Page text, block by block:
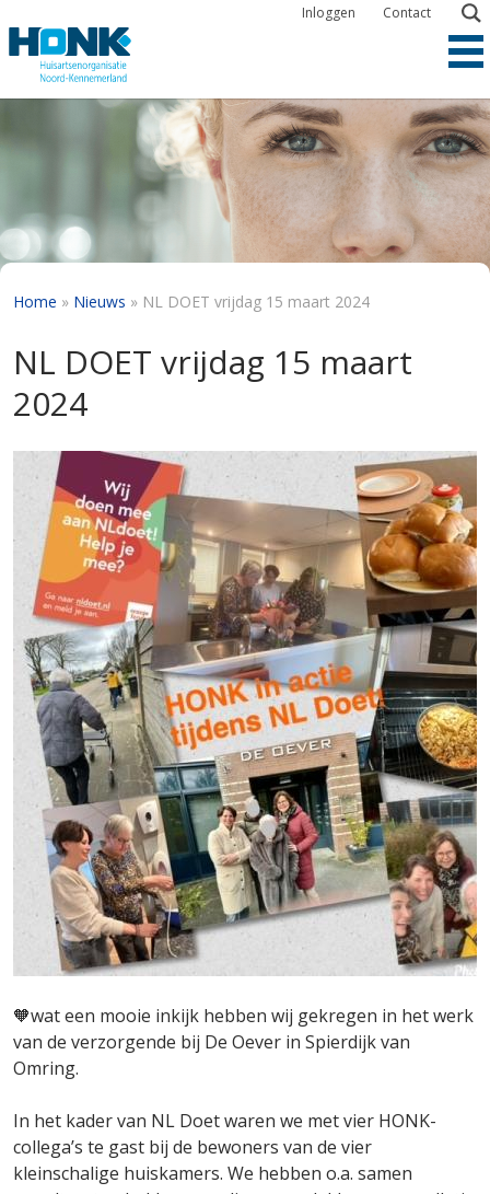
en
gaan
Inloggen Contact
Kruimelpad
Home Nieuws NL DOET vrijdag 15 maart 2024
NL DOET vrijdag 15 maart
2024
🧡wat een mooie inkijk hebben wij gekregen in het werk
van de verzorgende bij De Oever in Spierdijk van
Omring.
In het kader van NL Doet waren we met vier HONK-
collega’s te gast bij de bewoners van de vier
kleinschalige huiskamers. We hebben o.a. samen